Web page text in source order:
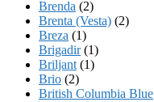
Brenda (2)
Brenta (Vesta) (2)
Breza (1)
Brigadir(1)
Briljant (1)
Brio (2)
British Columbia Blue